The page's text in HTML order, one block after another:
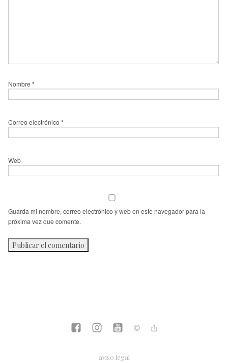
Nombre *
Correo electrónico *
Web
Guarda mi nombre, correo electrónico y web en este navegador para la
próxima vez que comente.
aviso legal